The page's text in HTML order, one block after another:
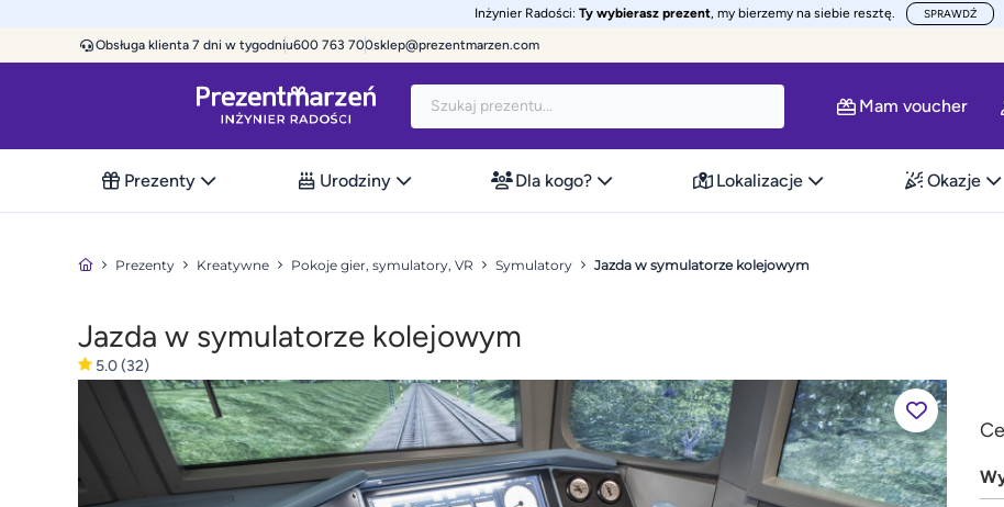
Inżynier Radości: Ty wybierasz prezent, my bierzemy na siebie resztę. SPRAWDŹ
Obsługa klienta 7 dni w tygodniu600 763 700sklep@prezentmarzen.com
Mam voucher
Prezenty Urodziny Dla kogo? Lokalizacje Okazje
Prezenty Kreatywne Pokoje gier, symulatory, VR Symulatory Jazda w symulatorze kolejowym
Jazda w symulatorze kolejowym
5.0(32)